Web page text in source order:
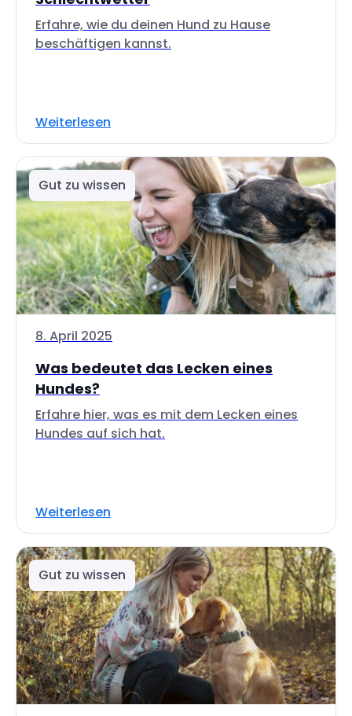
Erfahre, wie du deinen Hund zu Hause
beschäftigen kannst.
Weiterlesen
Gut zu wissen
8. April 2025
Was bedeutet das Lecken eines
Hundes?
Erfahre hier, was es mit dem Lecken eines
Hundes auf sich hat.
Weiterlesen
Gut zu wissen